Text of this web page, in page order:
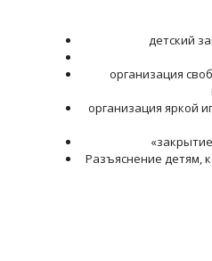
детский
организация
организация яркой
Разъяснение детям,